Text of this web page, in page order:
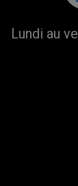
Lundi au